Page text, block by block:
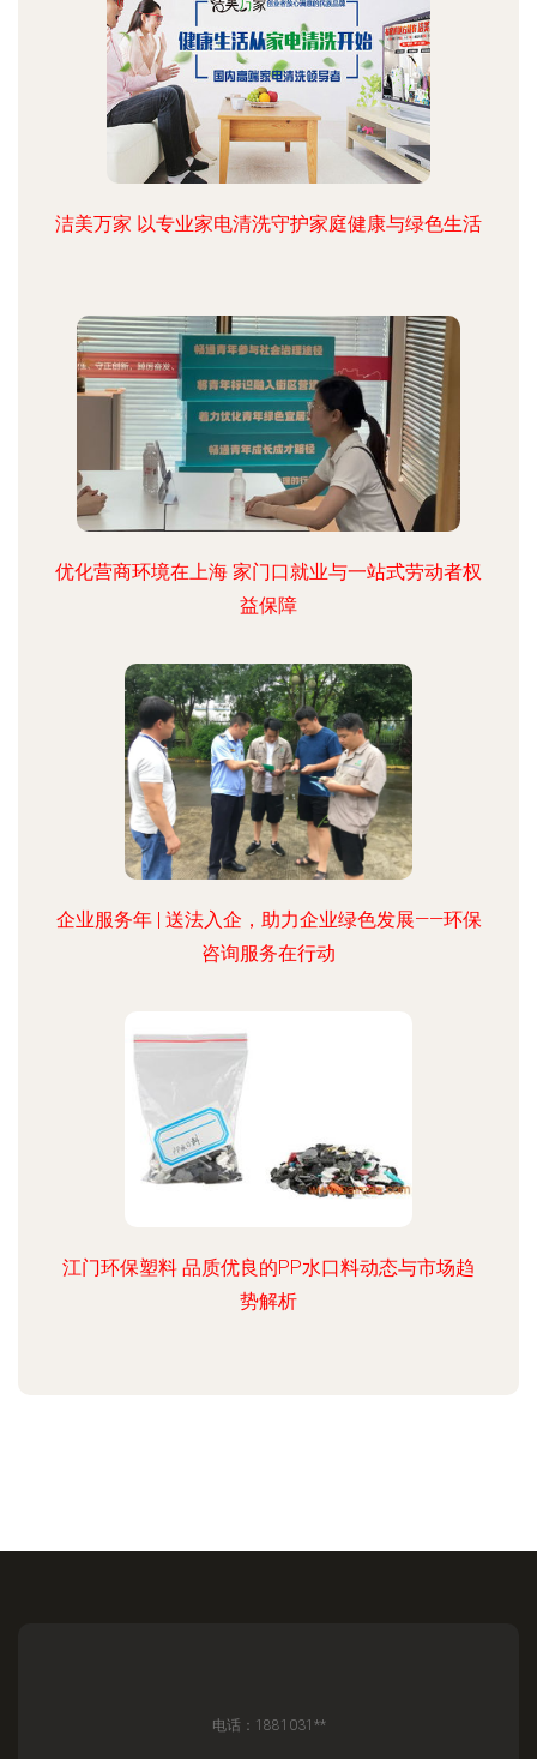
洁美万家 以专业家电清洗守护家庭健康与绿色生活
优化营商环境在上海 家门口就业与一站式劳动者权
益保障
企业服务年 | 送法入企，助力企业绿色发展——环保
咨询服务在行动
江门环保塑料 品质优良的PP水口料动态与市场趋
势解析
电话：1881031**